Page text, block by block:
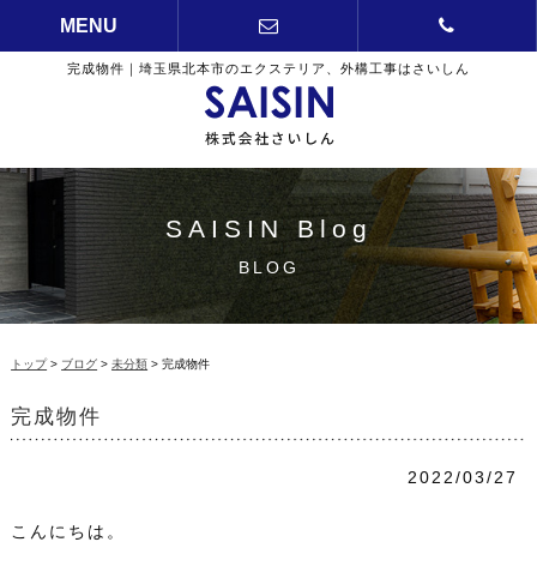
MENU
完成物件｜埼玉県北本市のエクステリア、外構工事はさいしん
SAISIN Blog
BLOG
トップ> ブログ >未分類 > 完成物件
完成物件
2022/03/27
こんにちは。